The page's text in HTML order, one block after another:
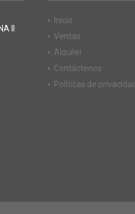
II
Inicio
Ventas
Alquiler
Contáctenos
Políticas de privacidad